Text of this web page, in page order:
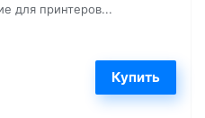
для принтеров...